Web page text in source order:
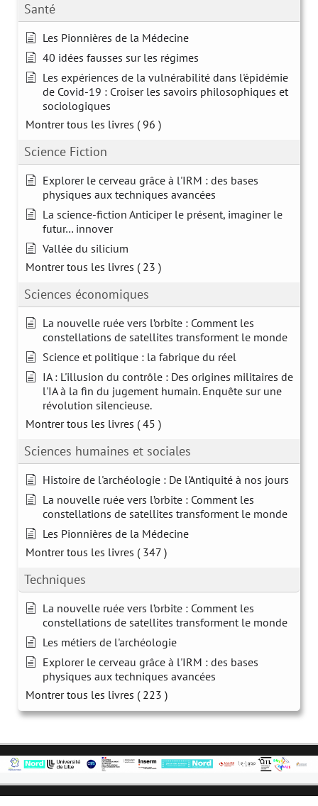
Santé
Les Pionnières de la Médecine
40 idées fausses sur les régimes
Les expériences de la vulnérabilité dans l'épidémie
de Covid-19 : Croiser les savoirs philosophiques et
sociologiques
Montrer tous les livres ( 96 )
Science Fiction
Explorer le cerveau grâce à l'IRM : des bases
physiques aux techniques avancées
La science-fiction Anticiper le présent, imaginer le
futur… innover
Vallée du silicium
Montrer tous les livres ( 23 )
Sciences économiques
La nouvelle ruée vers l’orbite : Comment les
constellations de satellites transforment le monde
Science et politique : la fabrique du réel
IA : L'illusion du contrôle : Des origines militaires de
l'IA à la fin du jugement humain. Enquête sur une
révolution silencieuse.
Montrer tous les livres ( 45 )
Sciences humaines et sociales
Histoire de l'archéologie : De l'Antiquité à nos jours
La nouvelle ruée vers l’orbite : Comment les
constellations de satellites transforment le monde
Les Pionnières de la Médecine
Montrer tous les livres ( 347 )
Techniques
La nouvelle ruée vers l’orbite : Comment les
constellations de satellites transforment le monde
Les métiers de l'archéologie
Explorer le cerveau grâce à l'IRM : des bases
physiques aux techniques avancées
Montrer tous les livres ( 223 )